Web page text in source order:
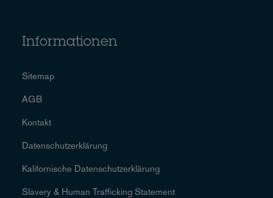
Informationen
Sitemap
AGB
Kontakt
Datenschutzerklärung
Kalifornische Datenschutzerklärung
Slavery & Human Trafficking Statement